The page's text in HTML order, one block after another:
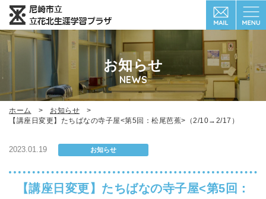
お知らせ
NEWS
ホーム
お知らせ
【講座日変更】たちばなの寺子屋<第5回：松尾芭蕉>（2/10→2/17）
2023.01.19 お知らせ
【講座日変更】たちばなの寺子屋<第5回：